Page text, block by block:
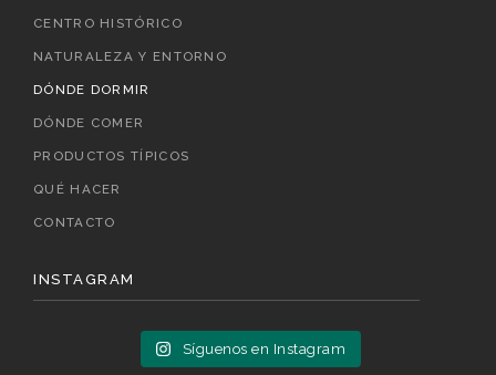
CENTRO HISTÓRICO
NATURALEZA Y ENTORNO
DÓNDE DORMIR
DÓNDE COMER
PRODUCTOS TÍPICOS
QUÉ HACER
CONTACTO
INSTAGRAM
Síguenos en Instagram